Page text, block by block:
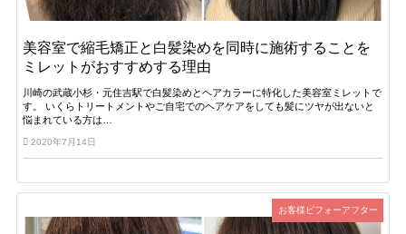
美容室で縮毛矯正と白髪染めを同時に施術することを
ミレットがおすすめする理由
川崎の武蔵小杉・元住吉駅で白髪染めとヘアカラーに特化した美容室ミレットで
す。 いくらトリートメントやご自宅でのヘアケアをしても髪にツヤが出ないと
悩まれている方は…
2020年7月14日
お客様ビフォーアフター